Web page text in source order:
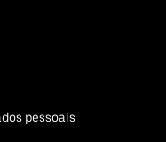
pessoais